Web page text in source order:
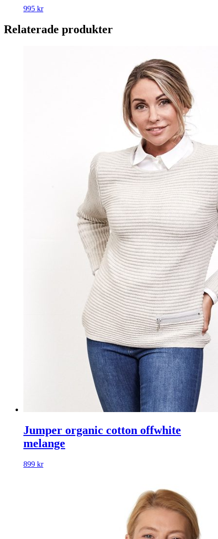
995 kr
Relaterade produkter
Jumper organic cotton offwhite
melange
899 kr